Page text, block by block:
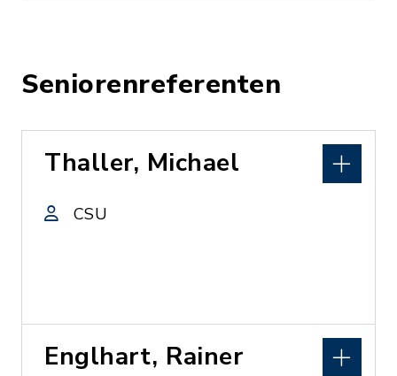
Seniorenreferenten
Thaller, Michael
CSU
Englhart, Rainer